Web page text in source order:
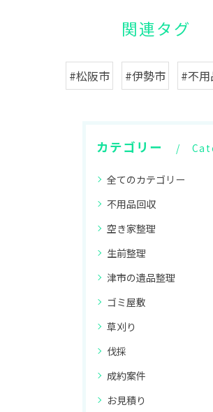
関連タグ
#松阪市 #伊勢市 #不
カテゴリー
全てのカテゴリー
不用品回収
空き家整理
生前整理
津市の遺品整理
ゴミ屋敷
草刈り
伐採
成約案件
お見積り